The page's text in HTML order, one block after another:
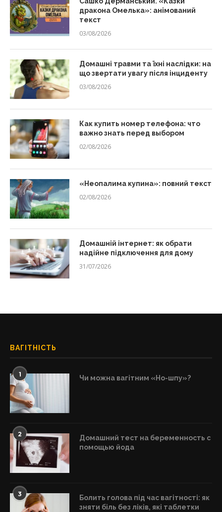
дракона Омелька»: анімований
текст
03/08/2026
Домашні травми та їхні наслідки: на
що звертати увагу після інциденту
03/08/2026
Как купить номер телефона: что
важно знать перед выбором
02/08/2026
«Неопалима купина»: повний текст
02/08/2026
Домашній інтернет: як обрати
надійне підключення для дому
31/07/2026
ВАГІТНІСТЬ
1 Чи можна вагітним «Но-шпу»?
2
Домашний тест на беременность с
помощью йода
3
Болить голова під час вагітності: як
зняти біль без ліків, які таблетки